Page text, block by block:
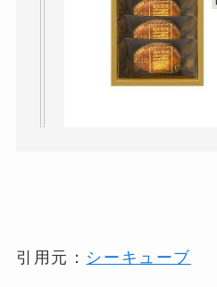
引用元： シーキューブ